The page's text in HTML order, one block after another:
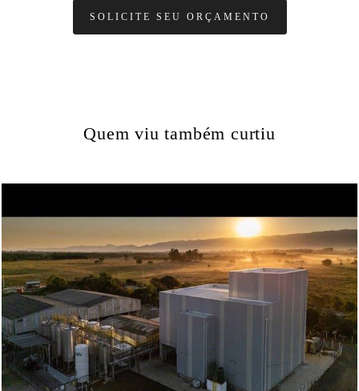
SOLICITE SEU ORÇAMENTO
Quem viu também curtiu
287 0